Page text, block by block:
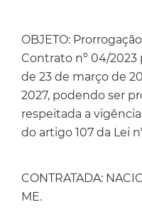
OBJETO:
Contrato nº 04/2023
de 23 de março de
2027, podendo ser
respeitada a
do artigo 107 da Lei
CONTRATADA:
ME.